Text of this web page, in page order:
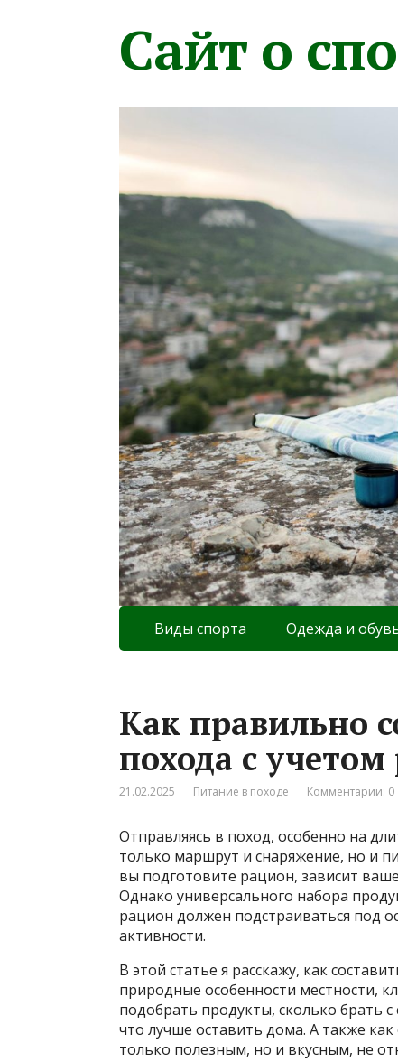
Сайт о
Виды спорта Одежда и
Как правильно
похода с
21.02.2025 Питание в походе Комментарии: 0
Отправляясь в поход, особенно на
только маршрут и снаряжение, но и
вы подготовите рацион, зависит
Однако универсального набора
рацион должен подстраиваться под
активности.
В этой статье я расскажу, как
природные особенности местности,
подобрать продукты, сколько брать
что лучше оставить дома. А также
только полезным, но и вкусным, не